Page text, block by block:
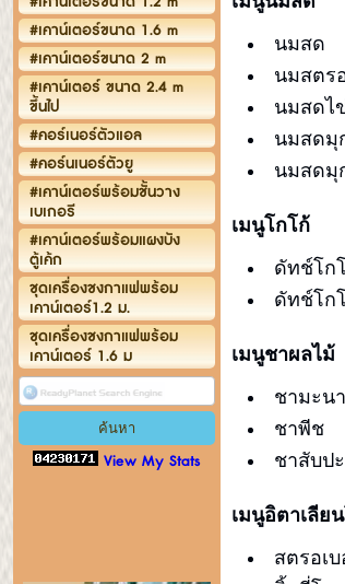
#เคาน์เตอร์ขนาด 1.6 m
#เคาน์เตอร์ขนาด 2 m
#เคาน์เตอร์ ขนาด 2.4 m
ขึ้นไป
#คอร์เนอร์ตัวแอล
#คอร์นเนอร์ตัวยู
#เคาน์เตอร์พร้อมชั้นวาง
เบเกอรี
#เคาน์เตอร์พร้อมแผงบัง
ตู้เค้ก
ชุดเครื่องชงกาแฟพร้อม
เคาน์เตอร์1.2 ม.
ชุดเครื่องชงกาแฟพร้อม
เคาน์เตอร์ 1.6 ม
View My Stats
นมสด
นมสตร
นมสดไ
นมสดมุ
นมสดมุ
เมนูโกโก้
ดัทช์โก
ดัทช์โก
เมนูชาผลไม้
ชามะน
ชาพีช
ชาสับป
เมนูอิตาเลีย
สตรอเ